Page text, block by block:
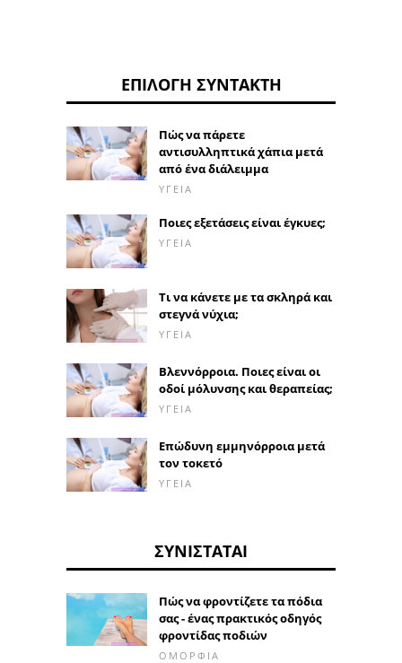
ΕΠΙΛΟΓΉ ΣΥΝΤΆΚΤΗ
Πώς να πάρετε
αντισυλληπτικά χάπια μετά
από ένα διάλειμμα
ΥΓΕΊΑ
Ποιες εξετάσεις είναι έγκυες;
ΥΓΕΊΑ
Τι να κάνετε με τα σκληρά και
στεγνά νύχια;
ΥΓΕΊΑ
Βλεννόρροια. Ποιες είναι οι
οδοί μόλυνσης και θεραπείας;
ΥΓΕΊΑ
Επώδυνη εμμηνόρροια μετά
τον τοκετό
ΥΓΕΊΑ
ΣΥΝΙΣΤΆΤΑΙ
Πώς να φροντίζετε τα πόδια
σας - ένας πρακτικός οδηγός
φροντίδας ποδιών
ΟΜΟΡΦΙΆ